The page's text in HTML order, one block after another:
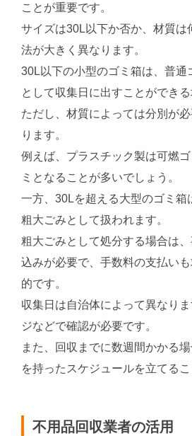
ことが重要です。
サイズは30L以下か否か、材質は
法が大きく異なります。
30L以下の小型のゴミ箱は、普通
として収集日に出すことができる
ただし、材質によっては分別が
ります。
例えば、プラスチック製は可燃
ミとなることが多いでしょう。
一方、30Lを超える大型のゴミ箱
粗大ごみとして扱われます。
粗大ごみとして処分する場合は
込みが必要で、手数料の支払い
的です。
収集日は自治体によって異なり
ジなどで確認が必要です。
また、回収までに数週間かかる
を持ったスケジュールを立てるこ
不用品回収業者の活用